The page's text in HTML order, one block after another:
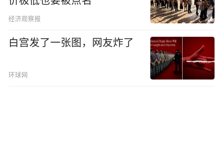
经济观察报
白宫发了一张图，网友炸了
环球网